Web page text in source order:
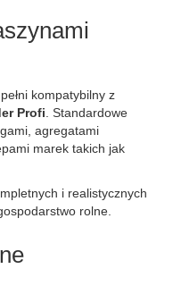
kompatybilny z
Profi . Standardowe
agregatami
marek takich jak
i realistycznych
rolne.